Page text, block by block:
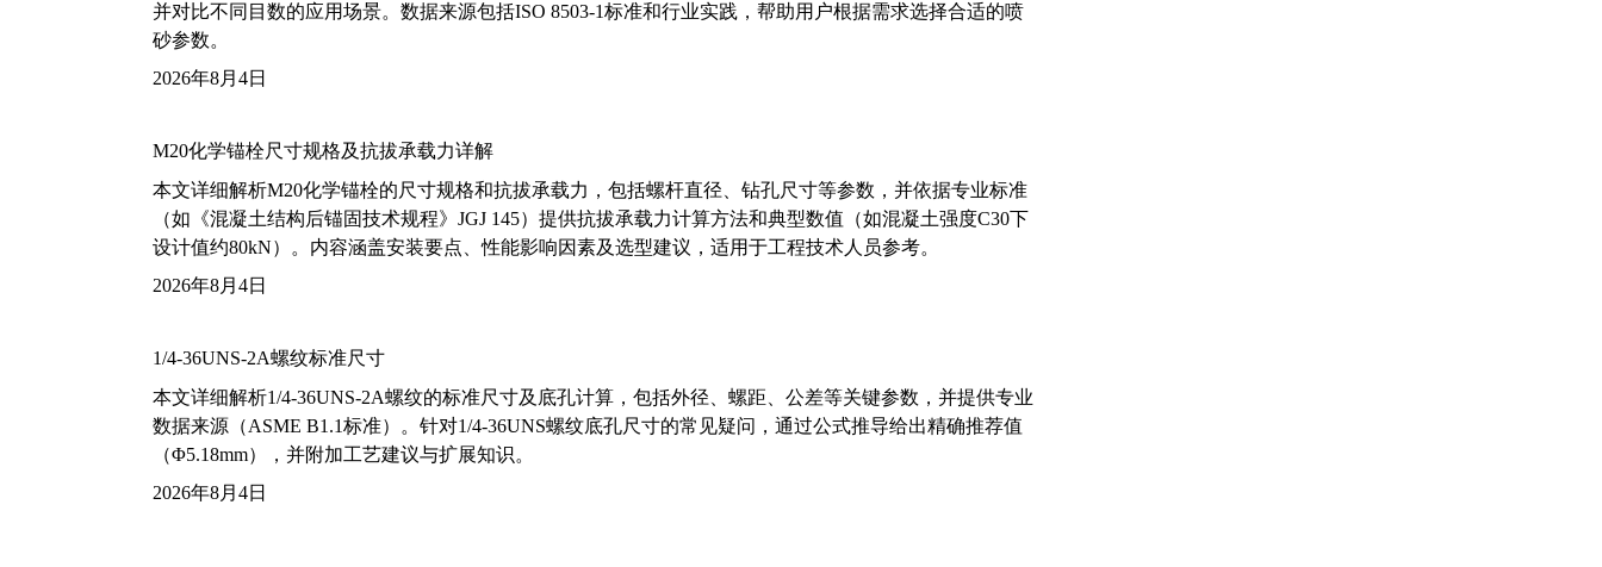
并对比不同目数的应用场景。数据来源包括ISO 8503-1标准和行业实践，帮助用户根据需求选择合适的喷
砂参数。
2026年8月4日
M20化学锚栓尺寸规格及抗拔承载力详解
本文详细解析M20化学锚栓的尺寸规格和抗拔承载力，包括螺杆直径、钻孔尺寸等参数，并依据专业标准
（如《混凝土结构后锚固技术规程》JGJ 145）提供抗拔承载力计算方法和典型数值（如混凝土强度C30下
设计值约80kN）。内容涵盖安装要点、性能影响因素及选型建议，适用于工程技术人员参考。
2026年8月4日
1/4-36UNS-2A螺纹标准尺寸
本文详细解析1/4-36UNS-2A螺纹的标准尺寸及底孔计算，包括外径、螺距、公差等关键参数，并提供专业
数据来源（ASME B1.1标准）。针对1/4-36UNS螺纹底孔尺寸的常见疑问，通过公式推导给出精确推荐值
（Φ5.18mm），并附加工艺建议与扩展知识。
2026年8月4日